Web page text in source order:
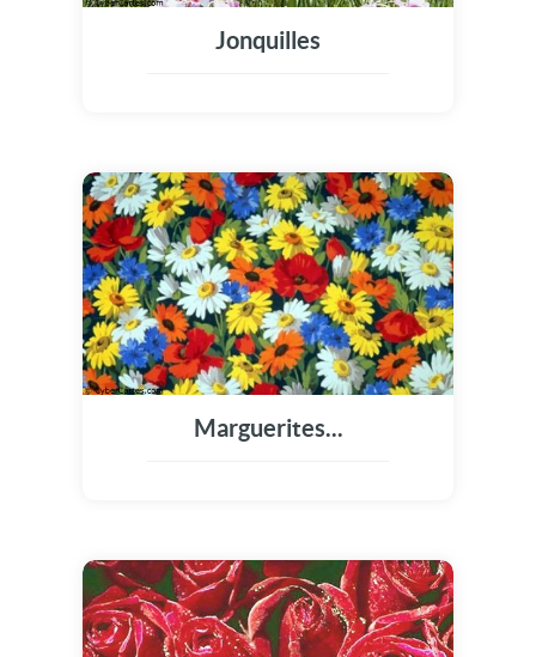
Jonquilles
Marguerites...